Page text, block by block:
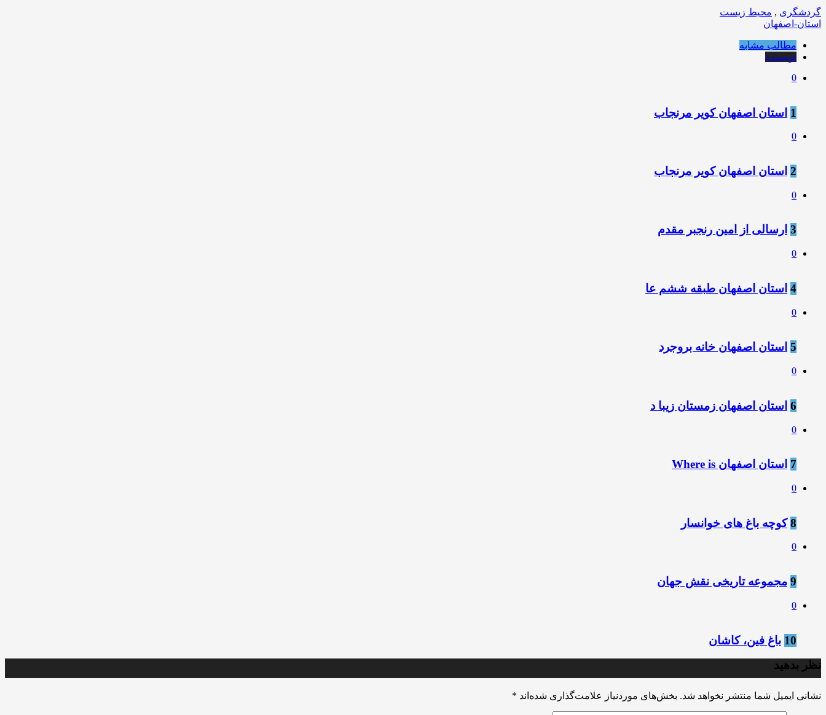
گردشگری , محیط زیست
استان-اصفهان
مطالب مشابه
نویسنده
0
1 استان اصفهان کویر مرنجاب
0
2 استان اصفهان کویر مرنجاب
0
3 ارسالی از امین رنجبر مقدم
0
4 استان اصفهان طبقه ششم عا
0
5 استان اصفهان خانه بروجرد
0
6 استان اصفهان زمستان زیبا د
0
7 استان اصفهان Where is
0
8 کوچه باغ های خوانسار
0
9 مجموعه تاریخی نقش جهان
0
10 باغ فین، کاشان
نظر بدهید
نشانی ایمیل شما منتشر نخواهد شد. بخش‌های موردنیاز علامت‌گذاری شده‌اند *